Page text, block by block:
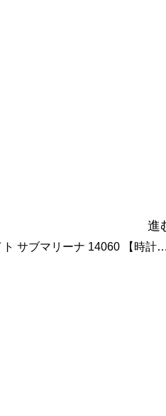
進
ロレックス ノンデイト サブマリー